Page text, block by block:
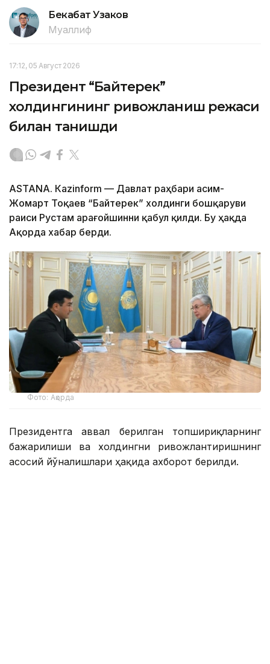
Бекабат Узаков
Муаллиф
17:12, 05 Август 2026
Президент “Байтерек”
холдингининг ривожланиш режаси
билан танишди
ASTANА. Каzinform — Давлат раҳбари Қасим-
Жомарт Тоқаев “Байтерек” холдинги бошқаруви
раиси Рустам Қарағойшинни қабул қилди. Бу ҳақда
Ақорда хабар берди.
Фото: Ақорда
Президентга аввал берилган топшириқларнинг
бажарилиши ва холдингни ривожлантиришнинг
асосий йўналишлари ҳақида ахборот берилди.